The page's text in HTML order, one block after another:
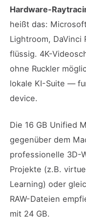
Hardware-
heißt das:
Lightroom, DaVinci
flüssig. 4K-
ohne Ruckler
lokale KI-Suite —
device.
Die 16 GB Unified
gegenüber dem
professionelle 3D-
Projekte (z.B.
Learning) oder
RAW-Dateien
mit 24 GB.